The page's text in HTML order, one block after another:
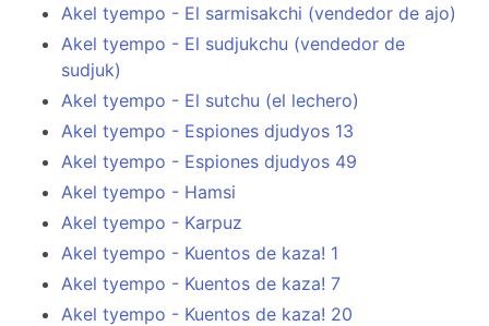
Akel tyempo - El sarmisakchi (vendedor de ajo)
Akel tyempo - El sudjukchu (vendedor de
sudjuk)
Akel tyempo - El sutchu (el lechero)
Akel tyempo - Espiones djudyos 13
Akel tyempo - Espiones djudyos 49
Akel tyempo - Hamsi
Akel tyempo - Karpuz
Akel tyempo - Kuentos de kaza! 1
Akel tyempo - Kuentos de kaza! 7
Akel tyempo - Kuentos de kaza! 20